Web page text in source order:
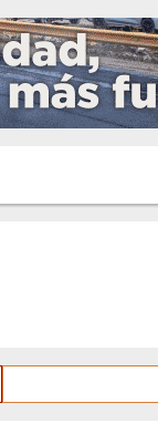
Ideas de